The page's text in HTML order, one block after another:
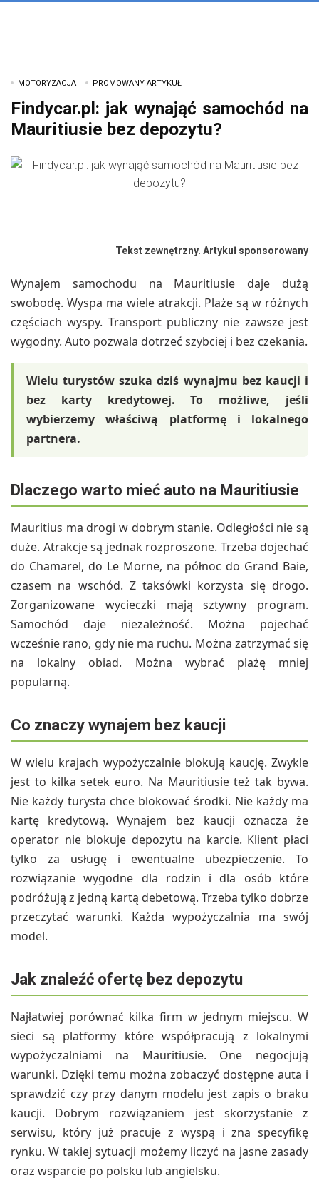
MOTORYZACJA PROMOWANY ARTYKUŁ
Findycar.pl: jak wynająć samochód na
Mauritiusie bez depozytu?
Tekst zewnętrzny. Artykuł sponsorowany
Wynajem samochodu na Mauritiusie daje dużą
swobodę. Wyspa ma wiele atrakcji. Plaże są w różnych
częściach wyspy. Transport publiczny nie zawsze jest
wygodny. Auto pozwala dotrzeć szybciej i bez czekania.
Wielu turystów szuka dziś wynajmu bez kaucji i
bez karty kredytowej. To możliwe, jeśli
wybierzemy właściwą platformę i lokalnego
partnera.
Dlaczego warto mieć auto na Mauritiusie
Mauritius ma drogi w dobrym stanie. Odległości nie są
duże. Atrakcje są jednak rozproszone. Trzeba dojechać
do Chamarel, do Le Morne, na północ do Grand Baie,
czasem na wschód. Z taksówki korzysta się drogo.
Zorganizowane wycieczki mają sztywny program.
Samochód daje niezależność. Można pojechać
wcześnie rano, gdy nie ma ruchu. Można zatrzymać się
na lokalny obiad. Można wybrać plażę mniej
popularną.
Co znaczy wynajem bez kaucji
W wielu krajach wypożyczalnie blokują kaucję. Zwykle
jest to kilka setek euro. Na Mauritiusie też tak bywa.
Nie każdy turysta chce blokować środki. Nie każdy ma
kartę kredytową. Wynajem bez kaucji oznacza że
operator nie blokuje depozytu na karcie. Klient płaci
tylko za usługę i ewentualne ubezpieczenie. To
rozwiązanie wygodne dla rodzin i dla osób które
podróżują z jedną kartą debetową. Trzeba tylko dobrze
przeczytać warunki. Każda wypożyczalnia ma swój
model.
Jak znaleźć ofertę bez depozytu
Najłatwiej porównać kilka firm w jednym miejscu. W
sieci są platformy które współpracują z lokalnymi
wypożyczalniami na Mauritiusie. One negocjują
warunki. Dzięki temu można zobaczyć dostępne auta i
sprawdzić czy przy danym modelu jest zapis o braku
kaucji. Dobrym rozwiązaniem jest skorzystanie z
serwisu, który już pracuje z wyspą i zna specyfikę
rynku. W takiej sytuacji możemy liczyć na jasne zasady
oraz wsparcie po polsku lub angielsku.